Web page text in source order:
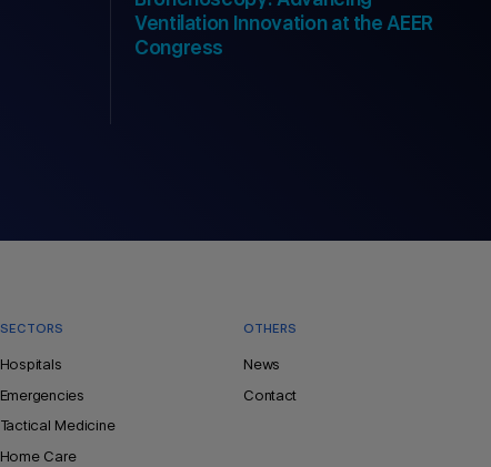
Ventilation Innovation at the AEER
Congress
SECTORS
Hospitals
Emergencies
Tactical Medicine
Home Care
OTHERS
News
Contact